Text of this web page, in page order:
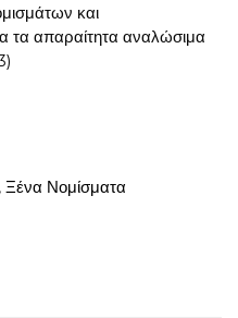
και
τα απαραίτητα αναλώσιμα
, Ξένα Νομίσματα